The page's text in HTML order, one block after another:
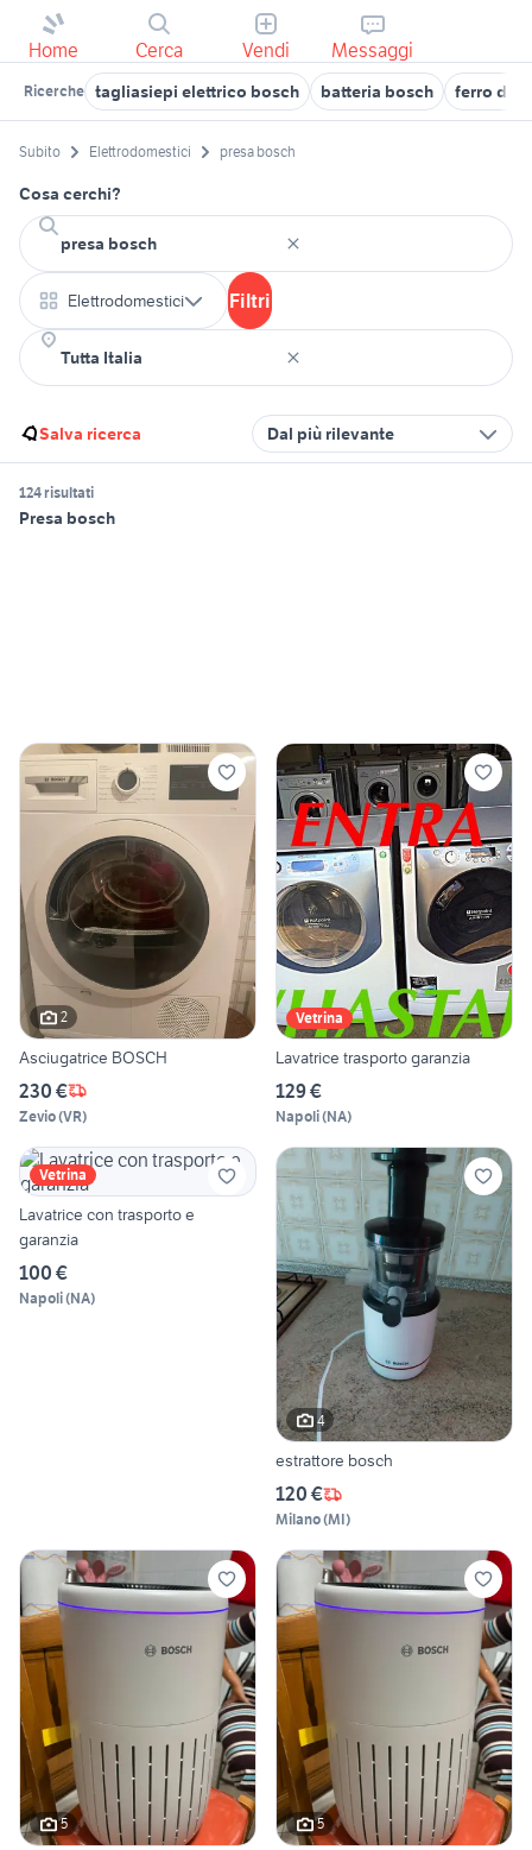
Home Cerca Vendi Messaggi
Ricerche tagliasiepi elettrico bosch batteria bosch ferro da
Subito Elettrodomestici presa bosch
Cosa cerchi?
Elettrodomestici Filtri
Salva ricerca Dal più rilevante
124 risultati
Presa bosch
2
Asciugatrice BOSCH
230 €
Zevio(VR)
Vetrina
Lavatrice trasporto garanzia
129 €
Napoli(NA)
Vetrina
Lavatrice con trasporto e
garanzia
100 €
Napoli(NA)
4
estrattore bosch
120 €
Milano(MI)
5 5